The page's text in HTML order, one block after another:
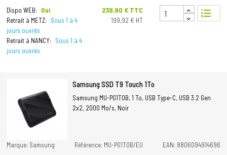
Dispo WEB:
Oui
Retrait à METZ:
Sous 1 à 4
jours ouvrés
Retrait à NANCY:
Sous 1 à 4
jours ouvrés
Prix
239,90 € TTC
199,92 € HT
format_list_numbered
Samsung SSD T9 Touch 1To
Samsung MU-PG1T0B, 1 To, USB Type-C, USB 3.2 Gen
2x2, 2000 Mo/s, Noir
Marque: Samsung Référence: MU-PG1T0B/EU
EAN: 8806094914696